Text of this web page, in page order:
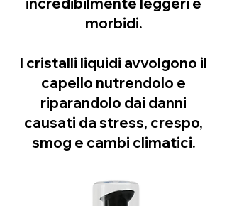
morbidi.
I cristalli liquidi avvolgono il
capello nutrendolo e
riparandolo dai danni
causati da stress, crespo,
smog e cambi climatici.